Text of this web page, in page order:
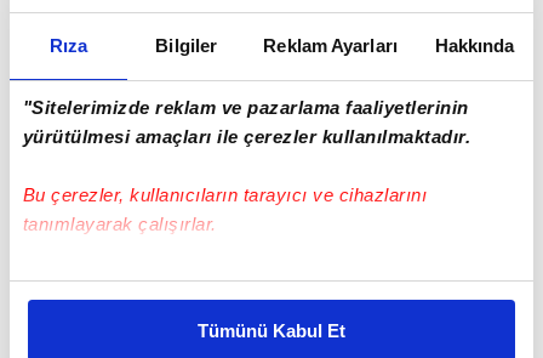
Rıza Bilgiler Reklam Ayarları Hakkında
"Sitelerimizde reklam ve pazarlama faaliyetlerinin
yürütülmesi amaçları ile çerezler kullanılmaktadır.
Bu çerezler, kullanıcıların tarayıcı ve cihazlarını
tanımlayarak çalışırlar.
Bu çerezlere izin vermeniz halinde sizlere özel
daha iyi reklam deneyimi yaşatabiliriz. Bunu yaparken
Tümünü Kabul Et